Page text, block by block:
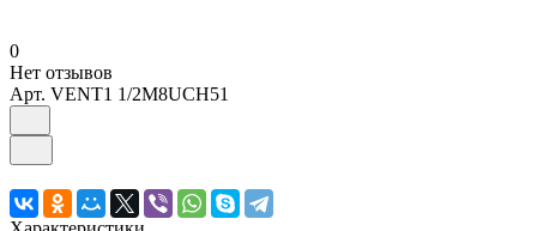
0
Нет отзывов
Арт. VENT1 1/2М8UCH51